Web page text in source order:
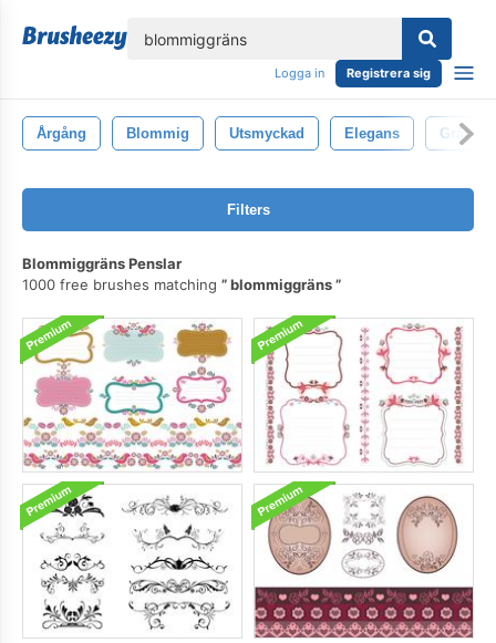
Logga in Registrera sig
Årgång Blommig Utsmyckad Elegans Gräns
Filters
Blommiggräns Penslar
1000 free brushes matching
blommiggräns